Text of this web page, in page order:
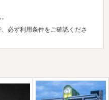
必ず利用条件をご確認くださ